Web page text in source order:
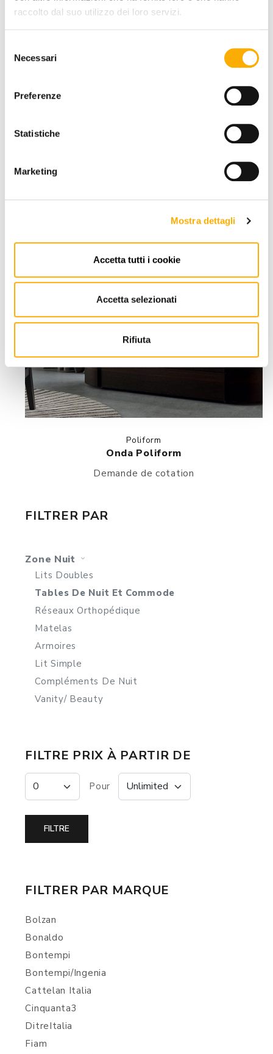
raccolto dal suo utilizzo dei loro servizi.
delNecessari
Preferenze
Statistiche
Marketing
Mostra dettagli
Accetta tutti i cookie
Accetta selezionati
Rifiuta
Poliform
Onda Poliform
Demande de cotation
FILTRER PAR
Zone Nuit
Lits Doubles
Tables De Nuit Et Commode
Réseaux Orthopédique
Matelas
Armoires
Lit Simple
Compléments De Nuit
Vanity/ Beauty
FILTRE PRIX À PARTIR DE
Pour
FILTRER PAR MARQUE
Bolzan
Bonaldo
Bontempi
Bontempi/Ingenia
Cattelan Italia
Cinquanta3
DitreItalia
Fiam